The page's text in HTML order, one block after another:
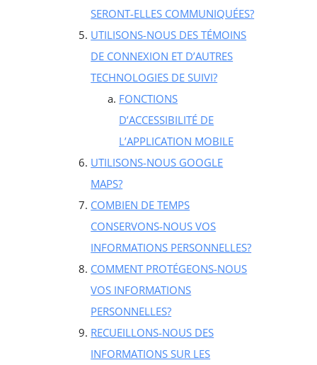
SERONT-ELLES COMMUNIQUÉES?
UTILISONS-NOUS DES TÉMOINS
DE CONNEXION ET D’AUTRES
TECHNOLOGIES DE SUIVI?
FONCTIONS
D’ACCESSIBILITÉ DE
L’APPLICATION MOBILE
UTILISONS-NOUS GOOGLE
MAPS?
COMBIEN DE TEMPS
CONSERVONS-NOUS VOS
INFORMATIONS PERSONNELLES?
COMMENT PROTÉGEONS-NOUS
VOS INFORMATIONS
PERSONNELLES?
RECUEILLONS-NOUS DES
INFORMATIONS SUR LES